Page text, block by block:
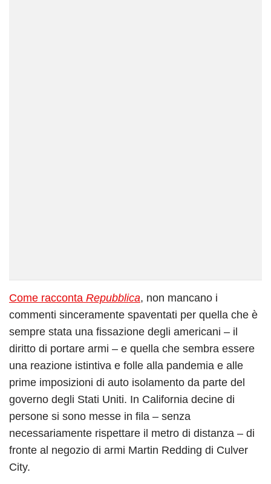
Come racconta Repubblica, non mancano i
commenti sinceramente spaventati per quella che è
sempre stata una fissazione degli americani – il
diritto di portare armi – e quella che sembra essere
una reazione istintiva e folle alla pandemia e alle
prime imposizioni di auto isolamento da parte del
governo degli Stati Uniti. In California decine di
persone si sono messe in fila – senza
necessariamente rispettare il metro di distanza – di
fronte al negozio di armi Martin Redding di Culver
City.